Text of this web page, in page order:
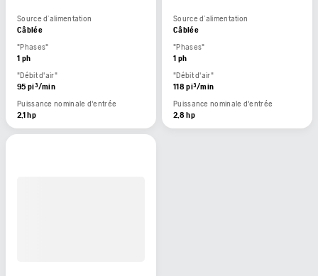
Source d’alimentation
Câblée
"Phases"
1 ph
"Débit d'air"
95 pi³/min
Puissance nominale d'entrée
2,1 hp
Source d’alimentation
Câblée
"Phases"
1 ph
"Débit d'air"
118 pi³/min
Puissance nominale d'entrée
2,8 hp